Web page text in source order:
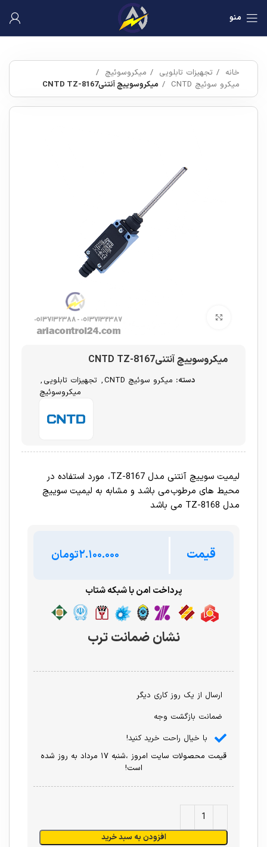
منو
خانه تجهیزات تابلویی
میکروسوئیچ
میکرو سوئیچ CNTD
میکروسوییچ آنتنیCNTD TZ-8167
میکروسوییچ آنتنیCNTD TZ-8167
دسته: میکرو سوئیچ CNTD , تجهیزات تابلویی ,
میکروسوئیچ
لیمیت سوییچ آنتنی مدل TZ-8167، مورد استفاده در
محیط های مرطوب می باشد و مشابه به لیمیت سوییچ
مدل TZ-8168 می باشد
قیمت تومان
پرداخت امن با شبکه شتاب
نشان ضمانت ترب
ارسال از یک روز کاری دیگر
ضمانت بازگشت وجه
با خیال راحت خرید کنید!
قیمت محصولات سایت امروز ،شنبه ۱۷ مرداد به روز شده
است!
افزودن به سبد خرید